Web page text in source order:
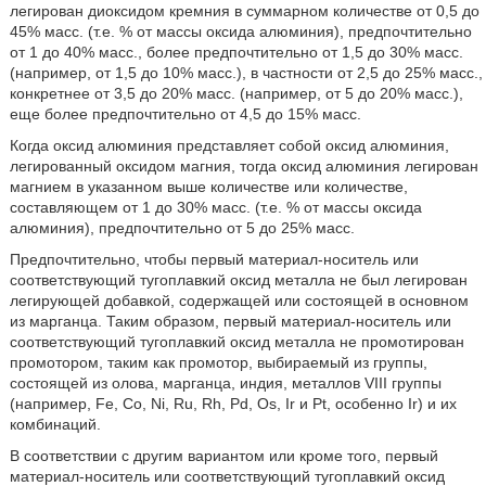
легирован диоксидом кремния в суммарном количестве от 0,5 до
45% масс. (т.е. % от массы оксида алюминия), предпочтительно
от 1 до 40% масс., более предпочтительно от 1,5 до 30% масс.
(например, от 1,5 до 10% масс.), в частности от 2,5 до 25% масс.,
конкретнее от 3,5 до 20% масс. (например, от 5 до 20% масс.),
еще более предпочтительно от 4,5 до 15% масс.
Когда оксид алюминия представляет собой оксид алюминия,
легированный оксидом магния, тогда оксид алюминия легирован
магнием в указанном выше количестве или количестве,
составляющем от 1 до 30% масс. (т.е. % от массы оксида
алюминия), предпочтительно от 5 до 25% масс.
Предпочтительно, чтобы первый материал-носитель или
соответствующий тугоплавкий оксид металла не был легирован
легирующей добавкой, содержащей или состоящей в основном
из марганца. Таким образом, первый материал-носитель или
соответствующий тугоплавкий оксид металла не промотирован
промотором, таким как промотор, выбираемый из группы,
состоящей из олова, марганца, индия, металлов VIII группы
(например, Fe, Co, Ni, Ru, Rh, Pd, Os, Ir и Pt, особенно Ir) и их
комбинаций.
В соответствии с другим вариантом или кроме того, первый
материал-носитель или соответствующий тугоплавкий оксид